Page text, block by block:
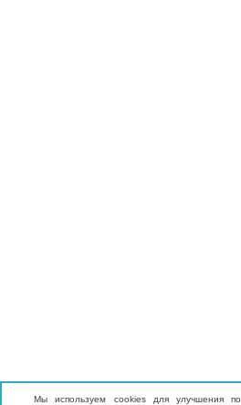
Мы используем cookies для улучшения